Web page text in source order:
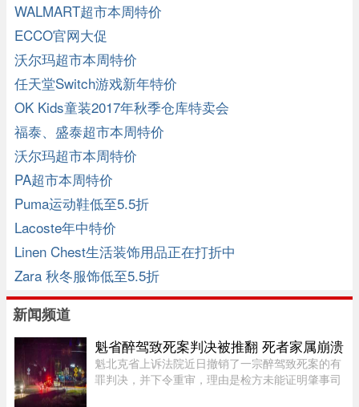
WALMART超市本周特价
ECCO官网大促
沃尔玛超市本周特价
任天堂Switch游戏新年特价
OK Kids童装2017年秋季仓库特卖会
福泰、盛泰超市本周特价
沃尔玛超市本周特价
PA超市本周特价
Puma运动鞋低至5.5折
Lacoste年中特价
Linen Chest生活装饰用品正在打折中
Zara 秋冬服饰低至5.5折
新闻频道
魁省醉驾致死案判决被推翻 死者家属崩溃
魁北克省上诉法院近日撤销了一宗醉驾致死案的有
罪判决，并下令重审，理由是检方未能证明肇事司